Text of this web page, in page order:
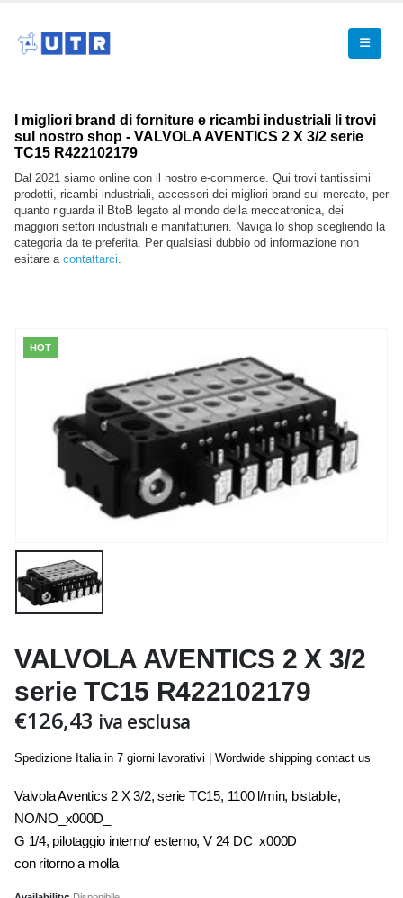
I migliori brand di forniture e ricambi industriali li trovi
sul nostro shop - VALVOLA AVENTICS 2 X 3/2 serie
TC15 R422102179
Dal 2021 siamo online con il nostro e-commerce. Qui trovi tantissimi
prodotti, ricambi industriali, accessori dei migliori brand sul mercato, per
quanto riguarda il BtoB legato al mondo della meccatronica, dei
maggiori settori industriali e manifatturieri. Naviga lo shop scegliendo la
categoria da te preferita. Per qualsiasi dubbio od informazione non
esitare a contattarci.
HOT
VALVOLA AVENTICS 2 X 3/2
serie TC15 R422102179
€126,43 iva esclusa
Spedizione Italia in 7 giorni lavorativi | Wordwide shipping contact us
Valvola Aventics 2 X 3/2, serie TC15, 1100 l/min, bistabile,
NO/NO_x000D_
G 1/4, pilotaggio interno/ esterno, V 24 DC_x000D_
con ritorno a molla